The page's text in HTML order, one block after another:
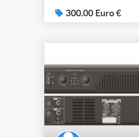
725W sous 4
parfaitement
300.00 Euro €